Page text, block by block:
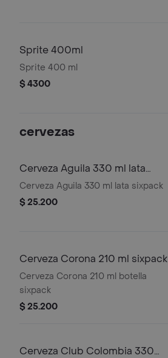
Sprite 400ml
Sprite 400 ml
$ 4300
cervezas
Cerveza Aguila 330 ml lata
sixpack
Cerveza Aguila 330 ml lata sixpack
$ 25.200
Cerveza Corona 210 ml sixpack
Cerveza Corona 210 ml botella
sixpack
$ 25.200
Cerveza Club Colombia 330